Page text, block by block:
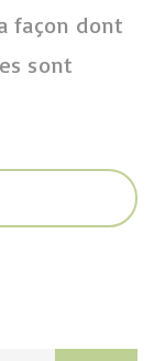
façon dont
sont